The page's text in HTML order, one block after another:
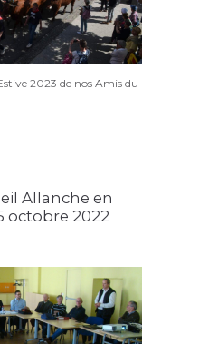
2023 de nos Amis du
Allanche en
octobre 2022